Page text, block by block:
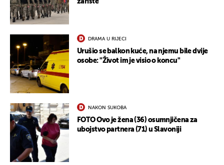
DRAMA U RIJECI
Urušio se balkon kuće, na njemu bile dvije
osobe: "Život im je visio o koncu"
NAKON SUKOBA
FOTO Ovo je žena (36) osumnjičena za
ubojstvo partnera (71) u Slavoniji